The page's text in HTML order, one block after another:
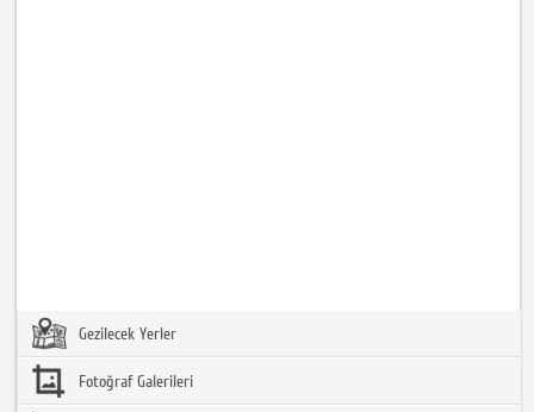
Gezilecek Yerler
Fotoğraf Galerileri